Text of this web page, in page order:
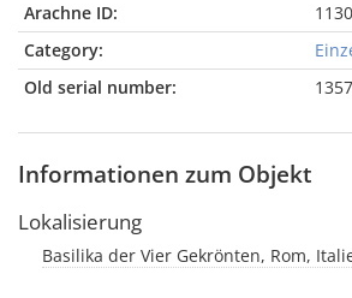
Arachne ID:
Category:
Old serial number:
Informationen zum Objekt
Lokalisierung
Basilika der Vier Gekrönten, Rom,